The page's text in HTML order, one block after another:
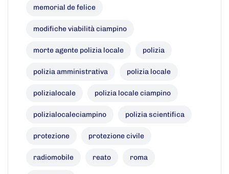
memorial de felice
modifiche viabilità ciampino
morte agente polizia locale polizia
polizia amministrativa polizia locale
polizialocale polizia locale ciampino
polizialocaleciampino polizia scientifica
protezione protezione civile
radiomobile reato roma